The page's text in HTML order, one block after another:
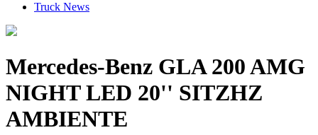
Truck News
Mercedes-Benz GLA 200 AMG
NIGHT LED 20'' SITZHZ
AMBIENTE